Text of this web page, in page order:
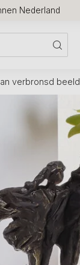
Nederland
verbronsd beeld